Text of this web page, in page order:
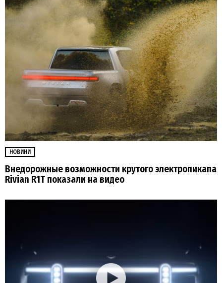
НОВИНИ
Внедорожные возможности крутого электропикапа
Rivian R1T показали на видео